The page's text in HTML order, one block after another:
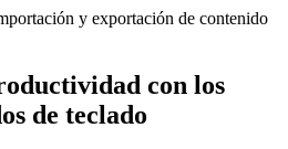
y exportación de contenido
con los
de teclado